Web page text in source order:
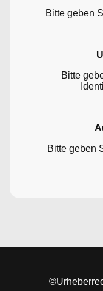
Bitte geben
Bitte
Bitte geben